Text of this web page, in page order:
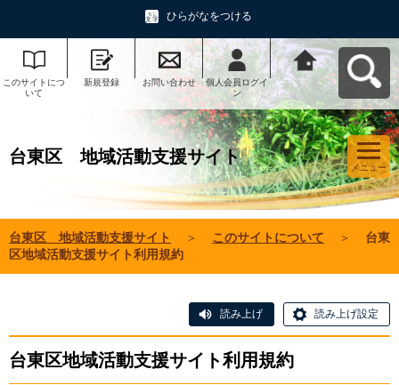
ひらがなをつける
このサイトにつ
いて
新規登録 お問い合わせ
個人会員ログイ
ン
台東区 地域活
動支援サイトへ
戻る
台東区 地域活動支援サイト
メニュー
台東区 地域活動支援サイト ＞ このサイトについて ＞
台東
区地域活動支援サイト利用規約
読み上げ 読み上げ設定
台東区地域活動支援サイト利用規約